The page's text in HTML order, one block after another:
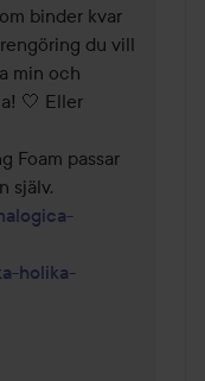
binder kvar
du vill
min och
🤍 Eller
Foam passar
holika-